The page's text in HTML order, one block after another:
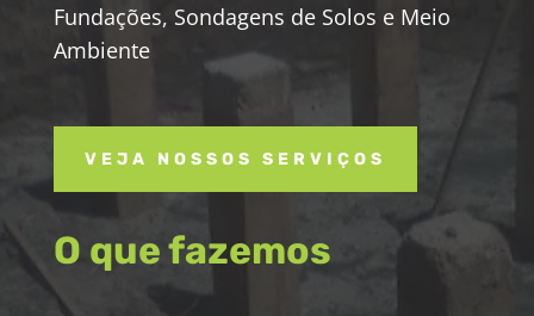
Fundações, Sondagens de Solos e Meio
Ambiente
VEJA NOSSOS SERVIÇOS
O que fazemos